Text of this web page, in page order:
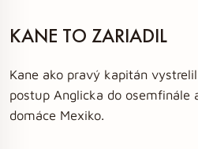
KANE TO ZARIADIL
Kane ako pravý kapitán
postup Anglicka do osemfinále
domáce Mexiko.